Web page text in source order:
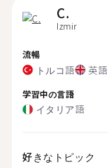
C.
Izmir
流暢
トルコ語 英語
学習中の言語
イタリア語
好きなトピック